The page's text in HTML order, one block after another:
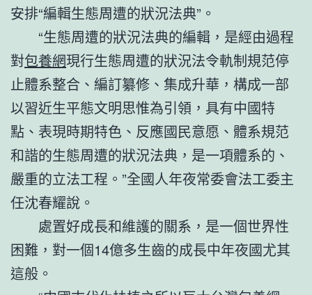
安排“編輯生態周遭的狀況法典”。
“生態周遭的狀況法典的編輯，是經由過程
對包養網現行生態周遭的狀況法令軌制規范停
止體系整合、編訂纂修、集成升華，構成一部
以習近生平態文明思惟為引領，具有中國特
點、表現時期特色、反應國民意愿、體系規范
和諧的生態周遭的狀況法典，是一項體系的、
嚴重的立法工程。”全國人年夜常委會法工委主
任沈春耀說。
處置好成長和維護的關系，是一個世界性
困難，對一個14億多生齒的成長中年夜國尤其
這般。